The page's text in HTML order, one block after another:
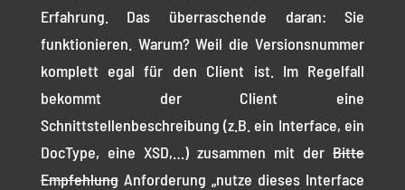
Erfahrung. Das überraschende daran: Sie
funktionieren. Warum? Weil die Versionsnummer
komplett egal für den Client ist. Im Regelfall
bekommt der Client eine
Schnittstellenbeschreibung (z.B. ein Interface, ein
DocType, eine XSD,…) zusammen mit derBitte
EmpfehlungAnforderung „nutze dieses Interface